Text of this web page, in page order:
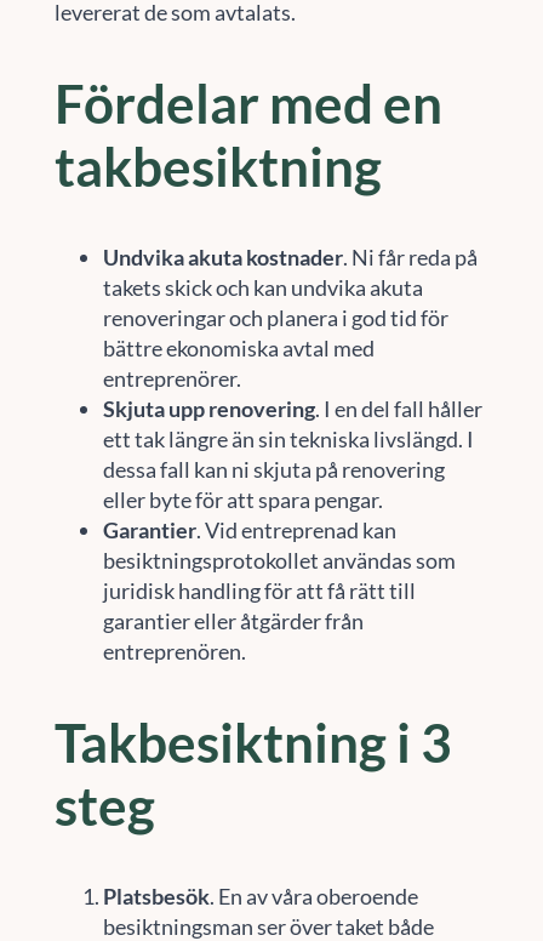
levererat de som avtalats.
Fördelar med en
takbesiktning
Undvika akuta kostnader. Ni får reda på
takets skick och kan undvika akuta
renoveringar och planera i god tid för
bättre ekonomiska avtal med
entreprenörer.
Skjuta upp renovering. I en del fall håller
ett tak längre än sin tekniska livslängd. I
dessa fall kan ni skjuta på renovering
eller byte för att spara pengar.
Garantier. Vid entreprenad kan
besiktningsprotokollet användas som
juridisk handling för att få rätt till
garantier eller åtgärder från
entreprenören.
Takbesiktning i 3
steg
Platsbesök. En av våra oberoende
besiktningsman ser över taket både